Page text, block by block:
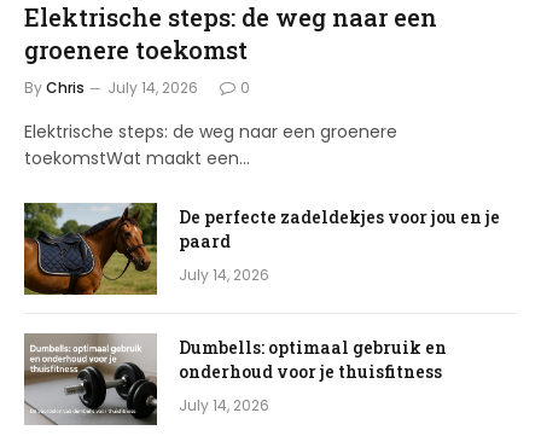
Elektrische steps: de weg naar een
groenere toekomst
ByChris July 14, 2026 0
Elektrische steps: de weg naar een groenere
toekomstWat maakt een…
De perfecte zadeldekjes voor jou en je
paard
July 14, 2026
Dumbells: optimaal gebruik en
onderhoud voor je thuisfitness
July 14, 2026